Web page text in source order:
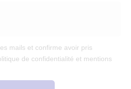
mails et confirme avoir pris
de confidentialité et mentions